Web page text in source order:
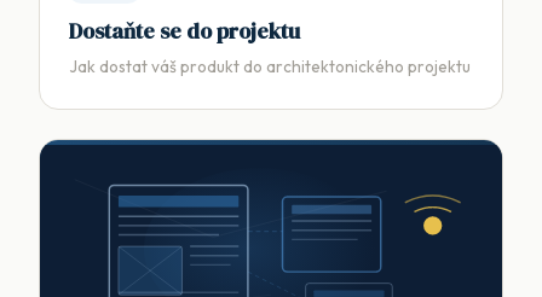
Dostaňte se do projektu
Jak dostat váš produkt do architektonického projektu